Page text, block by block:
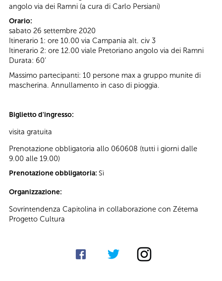
angolo via dei Ramni (a cura di Carlo Persiani)
Orario:
sabato 26 settembre 2020
Itinerario 1: ore 10.00 via Campania alt. civ 3
Itinerario 2: ore 12.00 viale Pretoriano angolo via dei Ramni
Durata: 60’
Massimo partecipanti: 10 persone max a gruppo munite di
mascherina. Annullamento in caso di pioggia.
Biglietto d'ingresso:
visita gratuita
Prenotazione obbligatoria allo 060608 (tutti i giorni dalle
9.00 alle 19.00)
Prenotazione obbligatoria: Sì
Organizzazione:
Sovrintendenza Capitolina in collaborazione con Zétema
Progetto Cultura